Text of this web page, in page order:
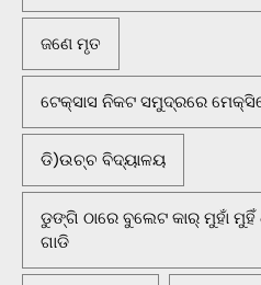
ଜଣେ ମୃତ
ଟେକ୍ସାସ ନିକଟ ସମୁଦ୍ରରେ
ଡି)ଉଚ୍ଚ ବିଦ୍ୟାଳୟ
ଡୁଙ୍ଗି ଠାରେ ବୁଲେଟ କାର୍ ମୁହାଁ
ଗାଡି